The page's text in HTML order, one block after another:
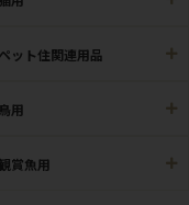
ペット住関連用品
鳥用
観賞魚用